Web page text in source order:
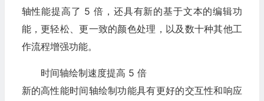
轴性能提高了 5 倍，还具有新的基于文本的编辑功
能，更轻松、更一致的颜色处理，以及数十种其他工
作流程增强功能。
时间轴绘制速度提高 5 倍
新的高性能时间轴绘制功能具有更好的交互性和响应